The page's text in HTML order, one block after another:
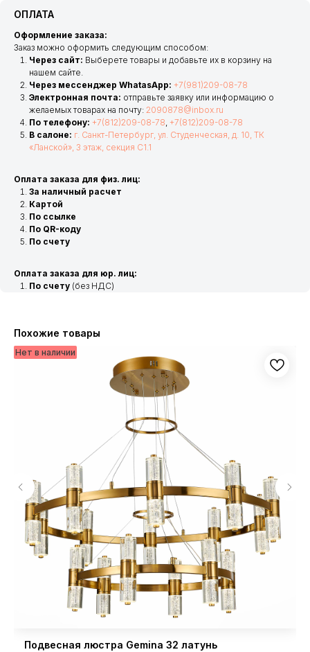
ОПЛАТА
Оформление заказа:
Заказ можно оформить следующим способом:
Через сайт: Выберете товары и добавьте их в корзину на
нашем сайте.
Через мессенджер WhatasApp: +7(981)209-08-78
Электронная почта: отправьте заявку или информацию о
желаемых товарах на почту: 2090878@inbox.ru
По телефону: +7(812)209-08-78, +7(812)209-08-78
В салоне: г. Санкт-Петербург, ул. Студенческая, д. 10, ТК
«Ланской», 3 этаж, секция С1.1
Оплата заказа для физ. лиц:
За наличный расчет
Картой
По ссылке
По QR-коду
По счету
Оплата заказа для юр. лиц:
По счету (без НДС)
Похожие товары
Подвесная люстра Gemina 32 латунь